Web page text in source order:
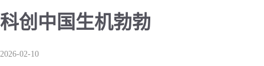
非遗 公益 娱乐 游戏 影视
科创中国生机勃勃
2026-02-10